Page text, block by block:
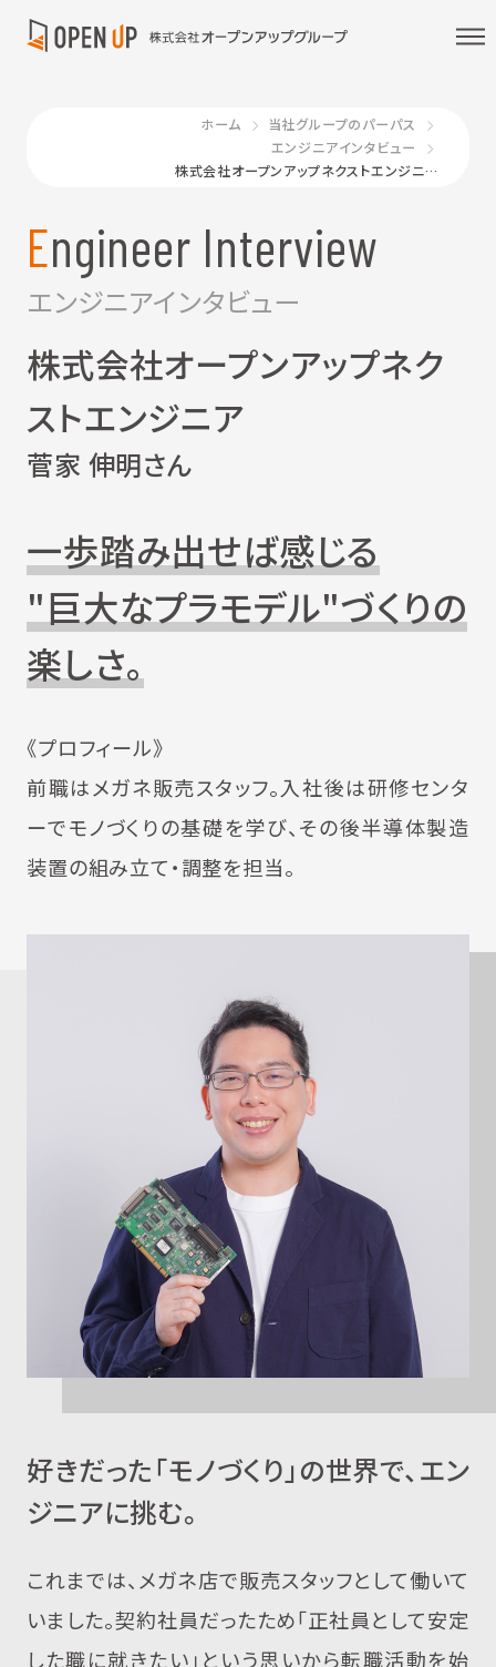
ホーム
当社グループのパーパス
エンジニアインタビュー
株式会社オープンアップネクストエンジニア 菅家 伸明さん
Engineer Interview
エンジニアインタビュー
株式会社オープンアップネク
ストエンジニア
菅家 伸明さん
一歩踏み出せば感じる
"巨大なプラモデル"づくりの
楽しさ。
《プロフィール》
前職はメガネ販売スタッフ。入社後は研修センタ
ーでモノづくりの基礎を学び、その後半導体製造
装置の組み立て・調整を担当。
好きだった「モノづくり」の世界で、エン
ジニアに挑む。
これまでは、メガネ店で販売スタッフとして働いて
いました。契約社員だったため「正社員として安定
した職に就きたい」という思いから転職活動を始